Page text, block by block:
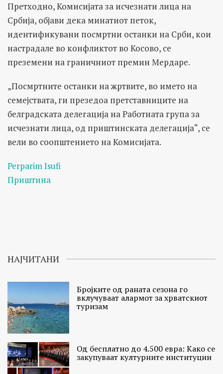
Претходно, Комисијата за исчезнати лица на
Србија, објави дека минатиот петок,
идентификувани посмртни останки на Срби, кои
настрадале во конфликтот во Косово, се
преземени на граничниот премин Мердаре.
„Посмртните останки на жртвите, во името на
семејствата, ги презедоа претставниците на
белградската делегација на Работната група за
исчезнати лица, од приштинската делегација“, се
вели во соопштението на Комисијата.
Perparim Isufi
Приштина
НАЈЧИТАНИ
Бројките од раната сезона го
вклучуваат алармот за хрватскиот
туризам
Од бесплатно до 4.500 евра: Како се
закупуваат културните институции